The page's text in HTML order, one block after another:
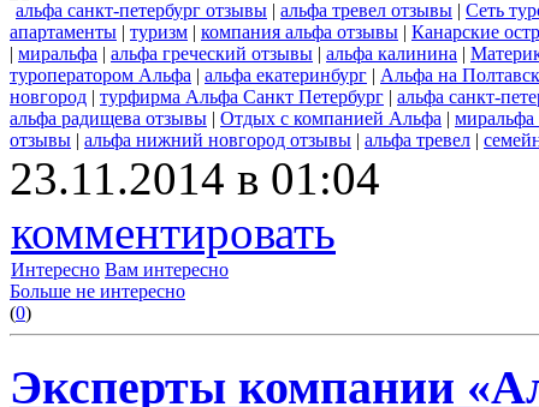
альфа санкт-петербург отзывы | альфа тревел отзывы | Сеть
апартаменты | туризм | компания альфа отзывы | Канарские
| миральфа | альфа греческий отзывы | альфа калинина |
туроператором Альфа | альфа екатеринбург | Альфа на
новгород | турфирма Альфа Санкт Петербург | альфа санкт-
альфа радищева отзывы | Отдых с компанией Альфа |
отзывы | альфа нижний новгород отзывы | альфа тревел |
23.11.2014 в 01:04
комментировать
Интересно Вам интересно
Больше не интересно
(0)
Эксперты компании